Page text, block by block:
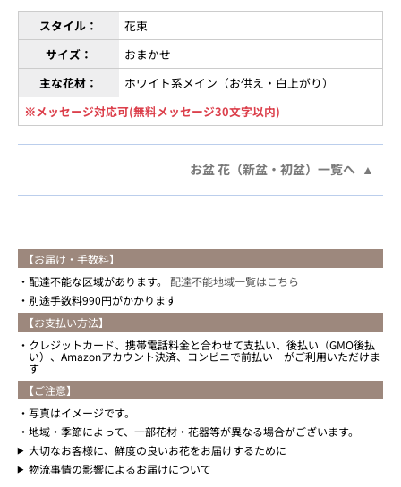
スタイル：
花束
サイズ：
おまかせ
主な花材：
ホワイト系メイン（お供え・白上がり）
※メッセージ対応可(無料メッセージ30文字以内)
お盆 花（新盆・初盆）一覧へ
【お届け・手数料】
配達不能な区域があります。 配達不能地域一覧はこちら
別途手数料990円がかかります
【お支払い方法】
クレジットカード、携帯電話料金と合わせて支払い、後払い（GMO後払
い）、Amazonアカウント決済、コンビニで前払い がご利用いただけま
す
【ご注意】
写真はイメージです。
地域・季節によって、一部花材・花器等が異なる場合がございます。
大切なお客様に、鮮度の良いお花をお届けするために
物流事情の影響によるお届けについて